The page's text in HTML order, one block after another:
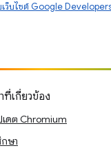
เว็บไซต์ Google
ที่เกี่ยวข้อง
เดต Chromium
ษา